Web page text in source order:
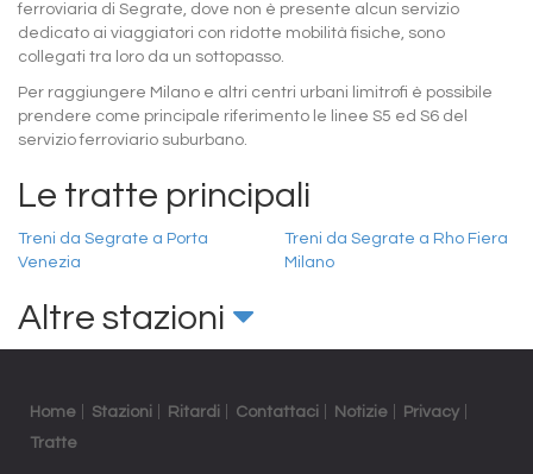
ferroviaria di Segrate, dove non è presente alcun servizio
dedicato ai viaggiatori con ridotte mobilità fisiche, sono
collegati tra loro da un sottopasso.
Per raggiungere Milano e altri centri urbani limitrofi è possibile
prendere come principale riferimento le linee S5 ed S6 del
servizio ferroviario suburbano.
Le tratte principali
Treni da Segrate a Porta
Venezia
Treni da Segrate a Rho Fiera
Milano
Altre stazioni
Home Stazioni Ritardi Contattaci Notizie
Privacy
Tratte